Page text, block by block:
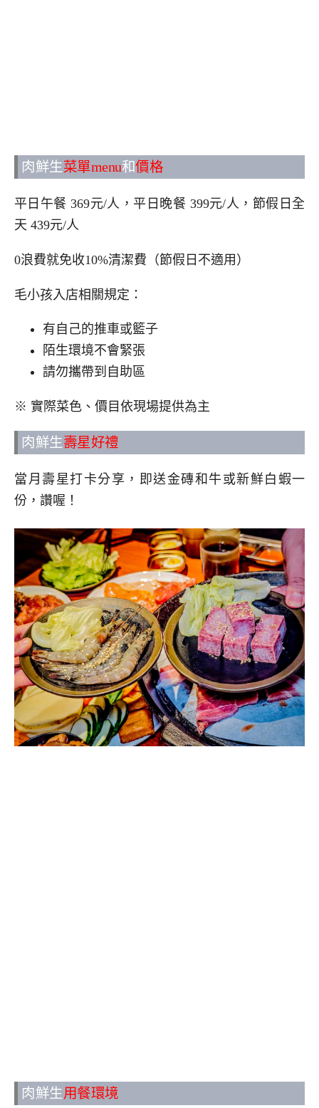
肉鮮生菜單menu和價格
平日午餐 369元/人，平日晚餐 399元/人，節假日全
天 439元/人
0浪費就免收10%清潔費（節假日不適用）
毛小孩入店相關規定：
有自己的推車或籃子
陌生環境不會緊張
請勿攜帶到自助區
※ 實際菜色、價目依現場提供為主
肉鮮生壽星好禮
當月壽星打卡分享，即送金磚和牛或新鮮白蝦一
份，讚喔！
肉鮮生用餐環境